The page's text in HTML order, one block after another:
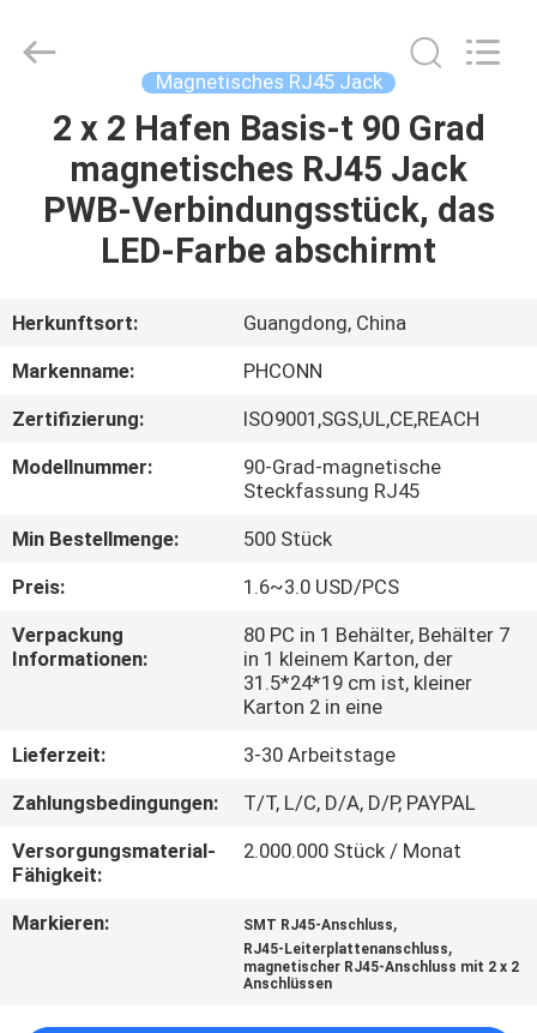
HAUS
PRODUKTE
UNS
AUSFLUG
TRETEN
SIE
MIT
IN
VERBINDUNG
VR
SHOW
Magnetisches RJ45 Jack
2 x 2 Hafen Basis-t 90 Grad
magnetisches RJ45 Jack
PWB-Verbindungsstück, das
LED-Farbe abschirmt
Herkunftsort:
Guangdong, China
Markenname:
PHCONN
Zertifizierung:
ISO9001,SGS,UL,CE,REACH
Modellnummer:
90-Grad-magnetische
Steckfassung RJ45
Min Bestellmenge:
500 Stück
Preis:
1.6~3.0 USD/PCS
Verpackung
Informationen:
80 PC in 1 Behälter, Behälter 7
in 1 kleinem Karton, der
31.5*24*19 cm ist, kleiner
Karton 2 in eine
Lieferzeit:
3-30 Arbeitstage
Zahlungsbedingungen:
T/T, L/C, D/A, D/P, PAYPAL
Versorgungsmaterial-
Fähigkeit:
2.000.000 Stück / Monat
Markieren: SMT RJ45-Anschluss,
RJ45-Leiterplattenanschluss,
magnetischer RJ45-Anschluss mit 2 x 2
Anschlüssen